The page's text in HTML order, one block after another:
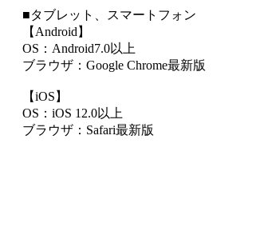
■タブレット、スマートフォン
【Android】
OS：Android7.0以上
ブラウザ：Google Chrome最新版
【iOS】
OS：iOS 12.0以上
ブラウザ：Safari最新版